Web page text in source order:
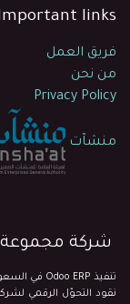
links
فريق العمل
من نحن
Privacy Policy
منشآت
شركة مجموعة
تنفيذ Odoo ERP في السعودية للشركات المتوسطة والكبيرة